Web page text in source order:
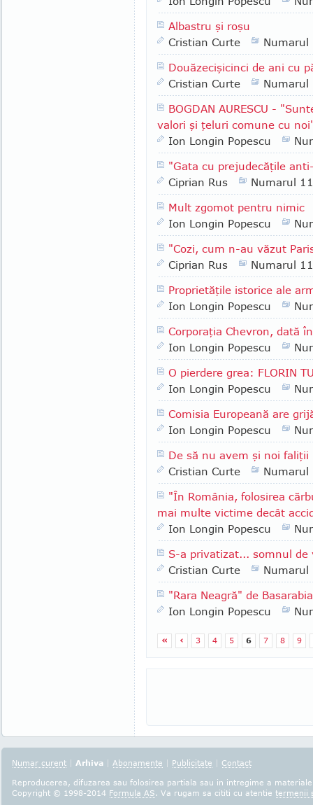
Albastru şi roşu
Cristian Curte
Numarul
Douăzecişicinci de ani cu
Cristian Curte
Numarul
BOGDAN AURESCU -
valori şi ţeluri comune cu
Ion Longin Popescu
"Gata cu prejudecăţile
Ciprian Rus
Numarul
Mult zgomot pentru nimic
Ion Longin Popescu
"Cozi, cum n-au văzut
Ciprian Rus
Numarul
Proprietăţile istorice ale
Ion Longin Popescu
Corporaţia Chevron, dată
Ion Longin Popescu
O pierdere grea: FLORIN
Ion Longin Popescu
Comisia Europeană are
Ion Longin Popescu
De să nu avem şi noi faliţii
Cristian Curte
Numarul
"În România, folosirea
mai multe victime decât
Ion Longin Popescu
S-a privatizat... somnul de
Cristian Curte
Numarul
"Rara Neagră" de
Ion Longin Popescu
« ‹ 3 4 5 6 7 8 9
Numar curent | Arhiva | Abonamente | Publicitate | Contact
Reproducerea, difuzarea sau folosirea partiala sau in intregime a
Copyright © 1998-2014 Formula AS. Va rugam sa cititi cu atentie termenii